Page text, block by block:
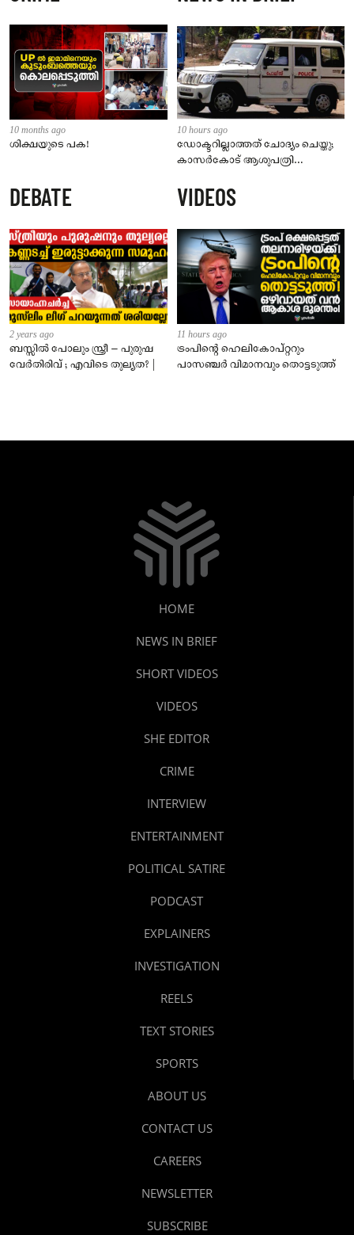
10 months ago
ശിക്ഷയുടെ പക!
10 hours ago
ഡോക്ടറില്ലാത്തത് ചോദ്യം ചെയ്തു;
കാസർകോട് ആശുപത്രി
നാട്ടുകാർക്കെതിരെ കേസ്
DEBATE
2 years ago
ബസ്സിൽ പോലും സ്ത്രീ – പുരുഷ
വേർതിരിവ് ; എവിടെ തുല്യത? |
VIDEOS
11 hours ago
ട്രംപിന്റെ ഹെലികോപ്റ്ററും
പാസഞ്ചര്‍ വിമാനവും തൊട്ടടുത്ത്
HOME
NEWS IN BRIEF
SHORT VIDEOS
VIDEOS
SHE EDITOR
CRIME
INTERVIEW
ENTERTAINMENT
POLITICAL SATIRE
PODCAST
EXPLAINERS
INVESTIGATION
REELS
TEXT STORIES
SPORTS
ABOUT US
CONTACT US
CAREERS
NEWSLETTER
SUBSCRIBE